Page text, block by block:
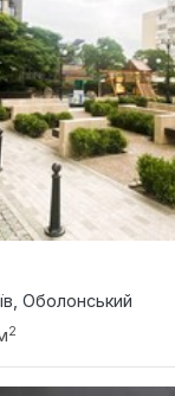
Оболонський
2